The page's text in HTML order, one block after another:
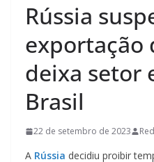
Rússia
exportação
deixa setor
Brasil
22 de setembro de 2023
A Rússia decidiu proibir